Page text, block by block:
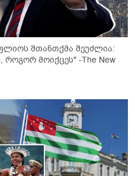
შთანთქმა შეუძლია:
მოიქცეს" -The New